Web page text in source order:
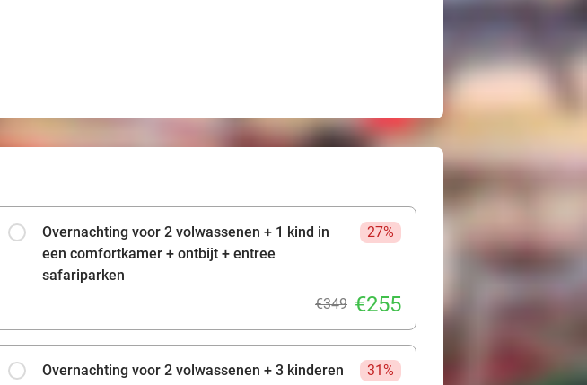
Overnachting voor 2 volwassenen + 1 kind in
een comfortkamer + ontbijt + entree
safariparken
27%
€349 €255
Overnachting voor 2 volwassenen + 3 kinderen
31%